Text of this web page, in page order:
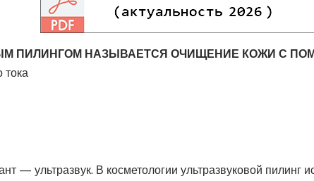
ПИЛИНГОМ НАЗЫВАЕТСЯ ОЧИЩЕНИЕ КОЖИ С
тока
— ультразвук. В косметологии ультразвуковой пилинг